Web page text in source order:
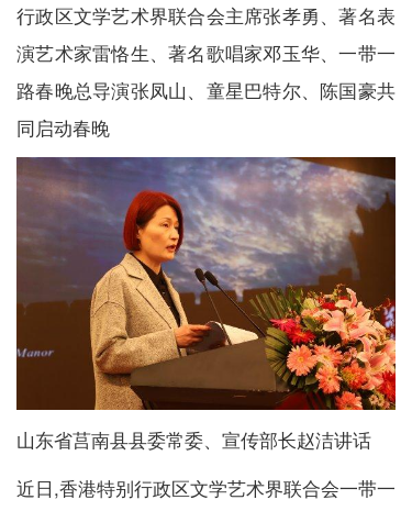
行政区文学艺术界联合会主席张孝勇、著名表
演艺术家雷恪生、著名歌唱家邓玉华、一带一
路春晚总导演张凤山、童星巴特尔、陈国豪共
同启动春晚
山东省莒南县县委常委、宣传部长赵洁讲话
近日,香港特别行政区文学艺术界联合会一带一